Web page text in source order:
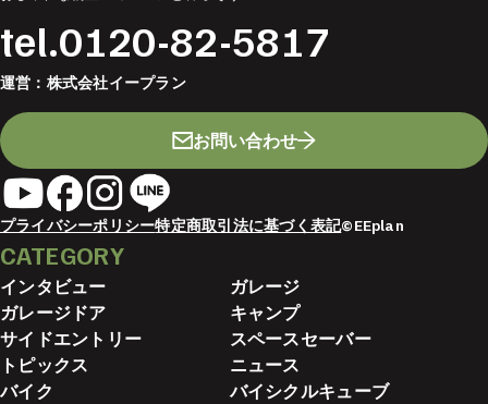
tel.0120-82-5817
運営： 株式会社イープラン
お問い合わせ
プライバシーポリシー特定商取引法に基づく表記©EEplan
CATEGORY
インタビュー
ガレージ
ガレージドア
キャンプ
サイドエントリー
スペースセーバー
トピックス
ニュース
バイク
バイシクルキューブ